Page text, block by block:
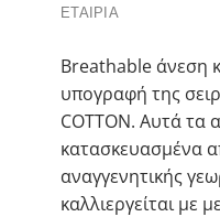
ΕΤΑΙΡΊΑ
Breathable άνεση
υπογραφή της
COTTON. Αυτά τα
κατασκευασμένα
αναγγενητικής
καλλιεργείται με